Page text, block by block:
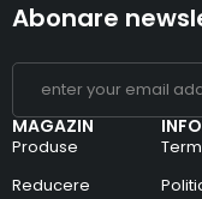
MAGAZIN
Produse
Reducere
Abonare